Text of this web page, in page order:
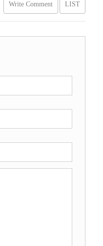
Write Comment LIST